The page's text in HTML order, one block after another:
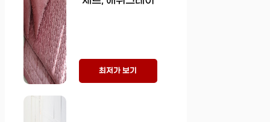
최저가 보기